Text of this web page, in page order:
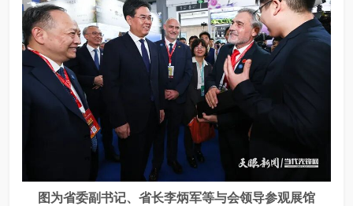
图为省委副书记、省长李炳军等与会领导参观展馆